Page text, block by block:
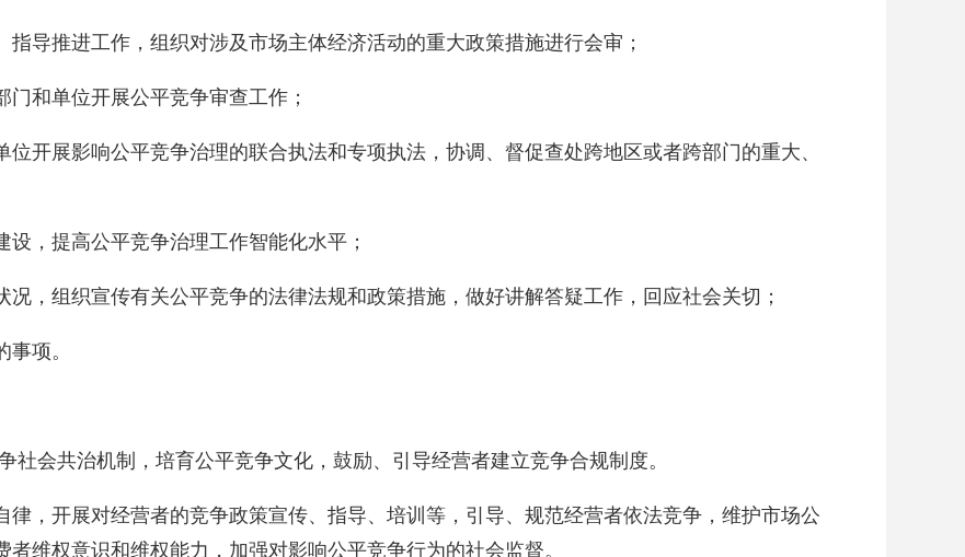
指导推进工作，组织对涉及市场主体经济活动的重大政策措施进行会审；
门和单位开展公平竞争审查工作；
位开展影响公平竞争治理的联合执法和专项执法，协调、督促查处跨地区或者跨部门的重大、
设，提高公平竞争治理工作智能化水平；
况，组织宣传有关公平竞争的法律法规和政策措施，做好讲解答疑工作，回应社会关切；
项。
社会共治机制，培育公平竞争文化，鼓励、引导经营者建立竞争合规制度。
律，开展对经营者的竞争政策宣传、指导、培训等，引导、规范经营者依法竞争，维护市场公
维权意识和维权能力，加强对影响公平竞争行为的社会监督。